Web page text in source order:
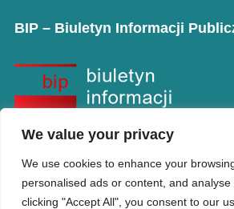
We value your privacy
We use cookies to enhance your
personalised ads or content, and
clicking "Accept All", you consent to our
BIP – Biuletyn Informacji
Copyright © PANS w Krośnie